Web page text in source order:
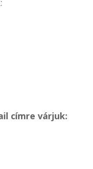
:
címre várjuk: